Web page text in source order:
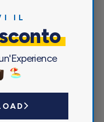
data della vostra
atteso e
. Prepararla
attenzione.
IL